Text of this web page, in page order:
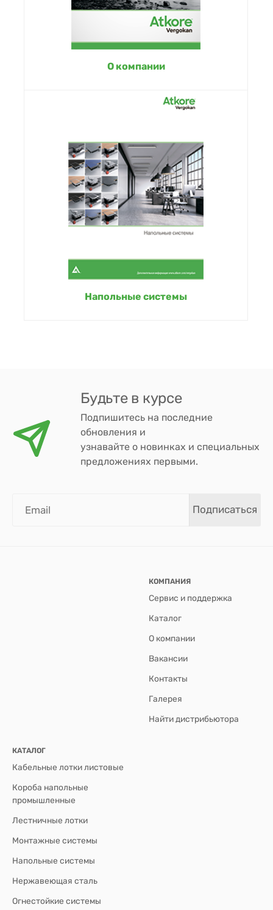
О компании
Напольные системы
Будьте в курсе
Подпишитесь на последние
обновления и
узнавайте о новинках и специальных
предложениях первыми.
Подписаться
КОМПАНИЯ
Сервис и поддержка
Каталог
О компании
Вакансии
Контакты
Галерея
Найти дистрибьютора
КАТАЛОГ
Кабельные лотки листовые
Короба напольные
промышленные
Лестничные лотки
Монтажные системы
Напольные системы
Нержавеющая сталь
Огнестойкие системы